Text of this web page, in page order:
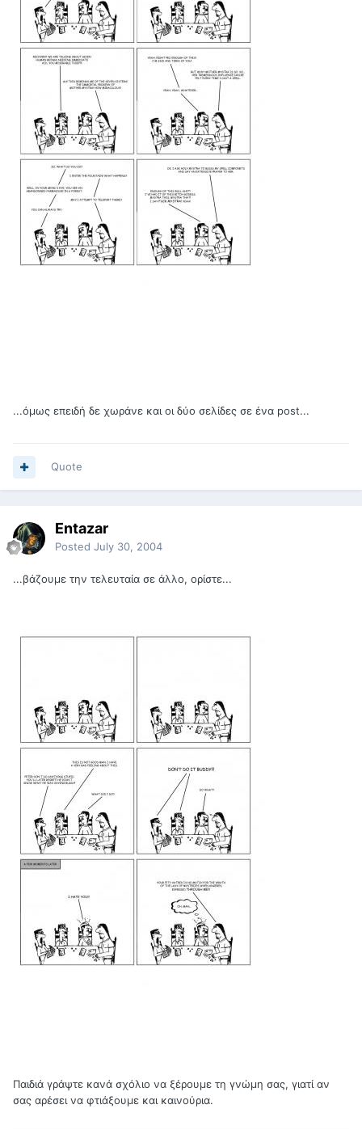
...όμως επειδή δε χωράνε και οι δύο σελίδες σε ένα post...
Quote
Entazar
Posted July 30, 2004
...βάζουμε την τελευταία σε άλλο, ορίστε...
Παιδιά γράψτε κανά σχόλιο να ξέρουμε τη γνώμη σας, γιατί αν
σας αρέσει να φτιάξουμε και καινούρια.